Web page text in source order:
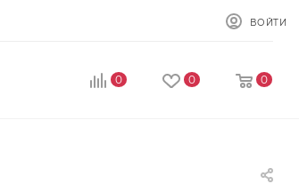
ВОЙТИ
0 0 0